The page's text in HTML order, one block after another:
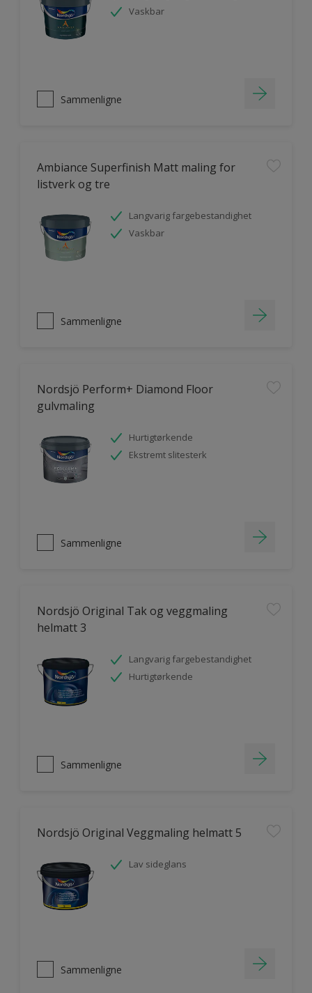
Vaskbar
Sammenligne
Ambiance Superfinish Matt maling for
listverk og tre
Langvarig fargebestandighet
Vaskbar
Sammenligne
Nordsjö Perform+ Diamond Floor
gulvmaling
Hurtigtørkende
Ekstremt slitesterk
Sammenligne
Nordsjö Original Tak og veggmaling
helmatt 3
Langvarig fargebestandighet
Hurtigtørkende
Sammenligne
Nordsjö Original Veggmaling helmatt 5
Lav sideglans
Sammenligne